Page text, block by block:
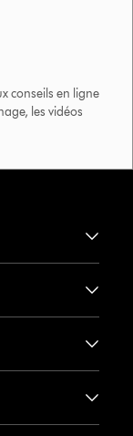
conseils en ligne
les vidéos